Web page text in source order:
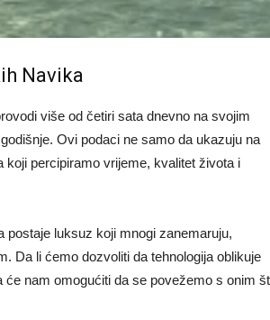
Navika
više od četiri sata dnevno na svojim
Ovi podaci ne samo da ukazuju na
koji percipiramo vrijeme, kvalitet života i
postaje luksuz koji mnogi zanemaruju,
Da li ćemo dozvoliti da tehnologija oblikuje
nam omogućiti da se povežemo s onim